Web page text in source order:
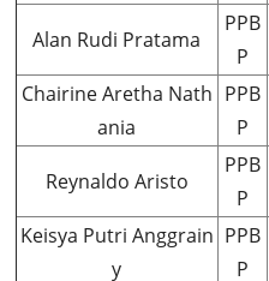
Alan Rudi Pratama
PPB
P
Chairine Aretha Nath
ania
PPB
P
Reynaldo Aristo
PPB
P
Keisya Putri Anggrain
y
PPB
P